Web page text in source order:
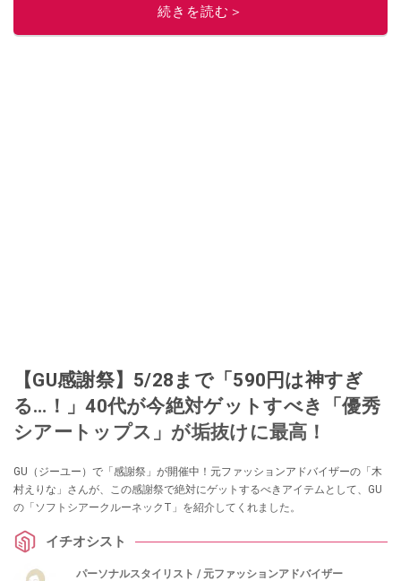
続きを読む＞
【GU感謝祭】5/28まで「590円は神すぎ
る…！」40代が今絶対ゲットすべき「優秀
シアートップス」が垢抜けに最高！
GU（ジーユー）で「感謝祭」が開催中！元ファッションアドバイザーの「木
村えりな」さんが、この感謝祭で絶対にゲットするべきアイテムとして、GU
の「ソフトシアークルーネックT」を紹介してくれました。
イチオシスト
パーソナルスタイリスト / 元ファッションアドバイザー